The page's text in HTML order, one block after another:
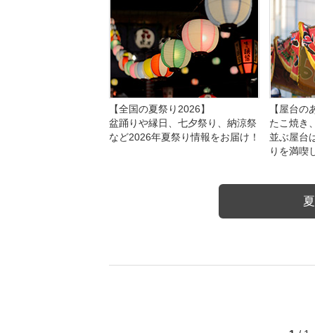
【全国の夏祭り2026】
盆踊りや縁日、七夕祭り、納涼祭
など2026年夏祭り情報をお届け！
【屋台
たこ焼き
並ぶ屋台
りを満喫